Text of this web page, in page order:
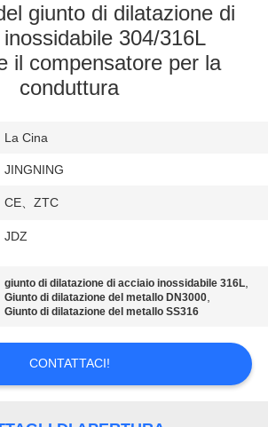
giunto di dilatazione di
304/316L
il compensatore per la
conduttura
La Cina
JINGNING
CE、ZTC
JDZ
giunto di dilatazione di acciaio inossidabile 316L,
Giunto di dilatazione del metallo DN3000,
Giunto di dilatazione del metallo SS316
CONTATTACI!